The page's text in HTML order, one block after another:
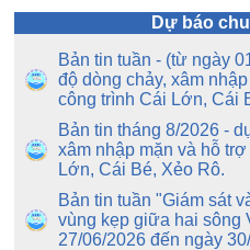
Dự báo
Bản tin tuần - (từ ngày
độ dòng chảy, xâm
công trình Cái Lớn, Cái
Bản tin tháng 8/2026 -
xâm nhập mặn và hỗ
Lớn, Cái Bé, Xẻo Rô.
Bản tin tuần "Giám sát
vùng kẹp giữa hai sông
27/06/2026 đến ngày